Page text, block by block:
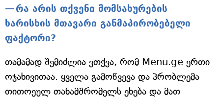
რა არის თქვენი მომსახურების
ხარისხის მთავარი განმაპირობებელი
ფაქტორი?
თამამად შემიძლია ვთქვა, რომ Menu.ge ერთი
ოჯახივითაა. ყველა გამოწვევა და პრობლემა
თითოეულ თანამშრომელს ეხება და მათ